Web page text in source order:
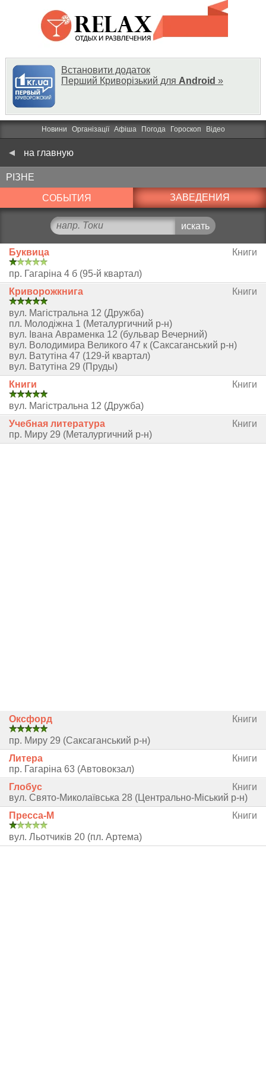
Встановити додаток
Перший Криворізький для Android »
Новини Організації Афіша Погода Гороскоп Відео
на главную
РІЗНЕ
СОБЫТИЯ ЗАВЕДЕНИЯ
Буквица Книги
пр. Гагаріна 4 б (95-й квартал)
Криворожкнига
Книги
вул. Магістральна 12 (Дружба)
пл. Молодіжна 1 (Металургичний р-н)
вул. Івана Авраменка 12 (бульвар Вечерний)
вул. Володимира Великого 47 к (Саксаганський р-н)
вул. Ватутіна 47 (129-й квартал)
вул. Ватутіна 29 (Пруды)
Книги
Книги
вул. Магістральна 12 (Дружба)
Учебная литература
Книги
пр. Миру 29 (Металургичний р-н)
Оксфорд Книги
пр. Миру 29 (Саксаганський р-н)
Литера
Книги
пр. Гагаріна 63 (Автовокзал)
Глобус
Книги
вул. Свято-Миколаївська 28 (Центрально-Міський р-н)
Пресса-М
Книги
вул. Льотчиків 20 (пл. Артема)